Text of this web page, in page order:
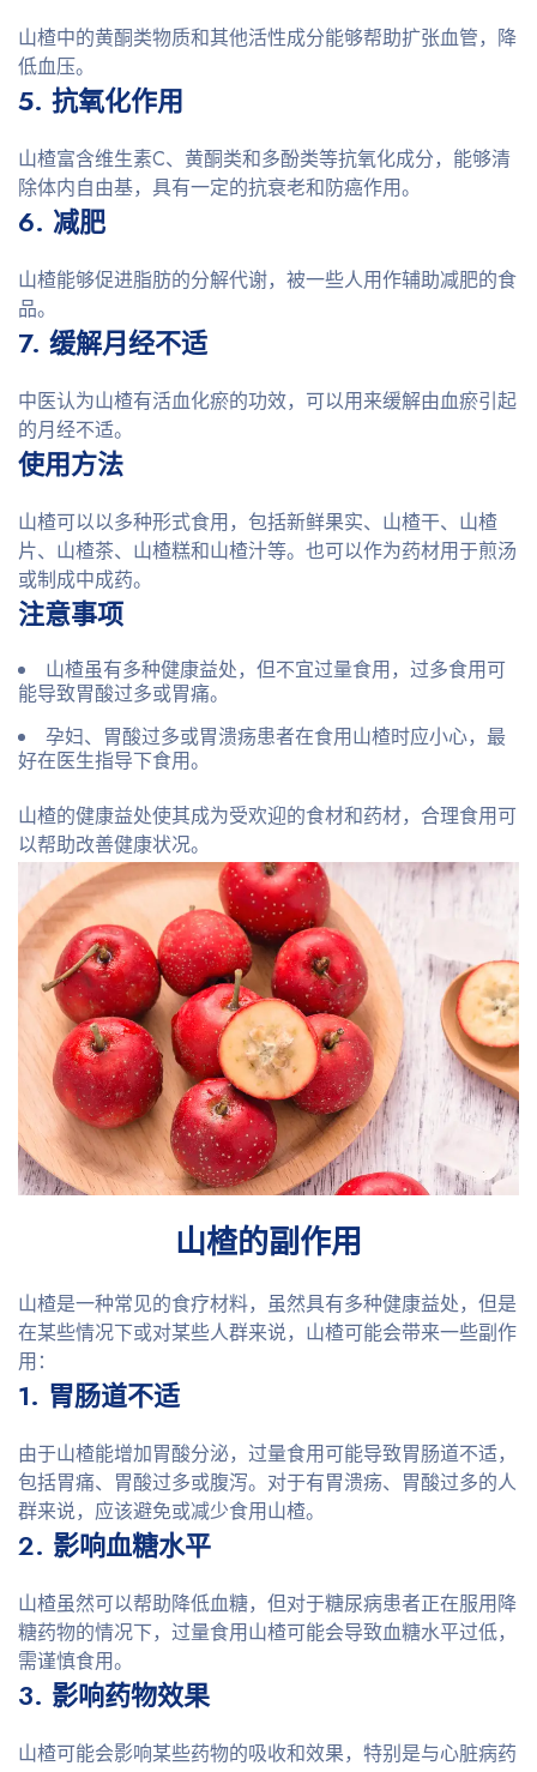
山楂中的黄酮类物质和其他活性成分能够帮助扩张血管，降
低血压。
5. 抗氧化作用
山楂富含维生素C、黄酮类和多酚类等抗氧化成分，能够清
除体内自由基，具有一定的抗衰老和防癌作用。
6. 减肥
山楂能够促进脂肪的分解代谢，被一些人用作辅助减肥的食
品。
7. 缓解月经不适
中医认为山楂有活血化瘀的功效，可以用来缓解由血瘀引起
的月经不适。
使用方法
山楂可以以多种形式食用，包括新鲜果实、山楂干、山楂
片、山楂茶、山楂糕和山楂汁等。也可以作为药材用于煎汤
或制成中成药。
注意事项
山楂虽有多种健康益处，但不宜过量食用，过多食用可
能导致胃酸过多或胃痛。
孕妇、胃酸过多或胃溃疡患者在食用山楂时应小心，最
好在医生指导下食用。
山楂的健康益处使其成为受欢迎的食材和药材，合理食用可
以帮助改善健康状况。
山楂的副作用
山楂是一种常见的食疗材料，虽然具有多种健康益处，但是
在某些情况下或对某些人群来说，山楂可能会带来一些副作
用：
1. 胃肠道不适
由于山楂能增加胃酸分泌，过量食用可能导致胃肠道不适，
包括胃痛、胃酸过多或腹泻。对于有胃溃疡、胃酸过多的人
群来说，应该避免或减少食用山楂。
2. 影响血糖水平
山楂虽然可以帮助降低血糖，但对于糖尿病患者正在服用降
糖药物的情况下，过量食用山楂可能会导致血糖水平过低，
需谨慎食用。
3. 影响药物效果
山楂可能会影响某些药物的吸收和效果，特别是与心脏病药